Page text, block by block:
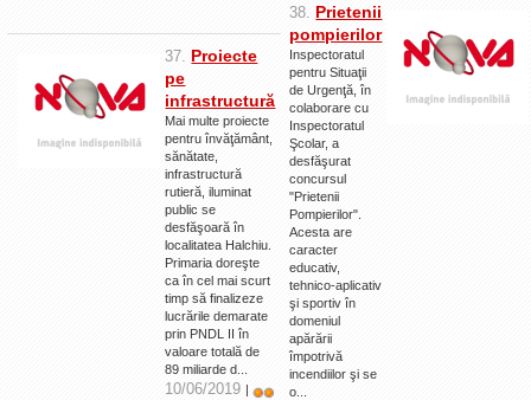
Punct şi de la capăt
Punctul pe I
BV-01-ADE
37.Proiecte
pe
infrastructură
Mai multe proiecte
pentru învăţământ,
sănătate,
infrastructură
rutieră, iluminat
public se
desfăşoară în
localitatea Halchiu.
Primaria doreşte
ca în cel mai scurt
timp să finalizeze
lucrările demarate
prin PNDL II în
valoare totală de
89 miliarde d...
10/06/2019 |
38.Prietenii
pompierilor
Inspectoratul
pentru Situaţii
de Urgenţă, în
colaborare cu
Inspectoratul
Şcolar, a
desfăşurat
concursul
"Prietenii
Pompierilor".
Acesta are
caracter
educativ,
tehnico-aplicativ
şi sportiv în
domeniul
apărării
împotrivă
incendiilor şi se
o...